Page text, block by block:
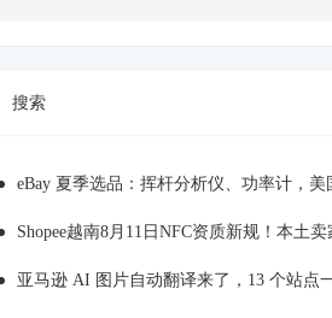
搜索
eBay 夏季选品：挥杆分析仪、功率计，美国
Shopee越南8月11日NFC资质新规！本土
亚马逊 AI 图片自动翻译来了，13 个站点